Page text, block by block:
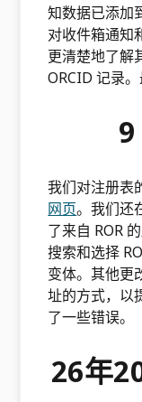
知数据已添加
对收件箱通知
更清楚地了解
ORCID 记录
9
我们对注册表
网页。我们还
了来自 ROR
搜索和选择
变体。其他更
址的方式，以
了一些错误。
26年